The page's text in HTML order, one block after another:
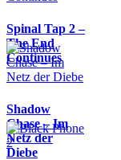
Spinal Tap 2 –
The End
Continues
Shadow
Chase – Im
Netz der
Diebe